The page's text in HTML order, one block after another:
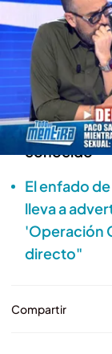
Alba de la
Madrid, 02
Pilar
de acoso
episodio
conocido"
El enfado
lleva a
'Operación
directo"
Compartir